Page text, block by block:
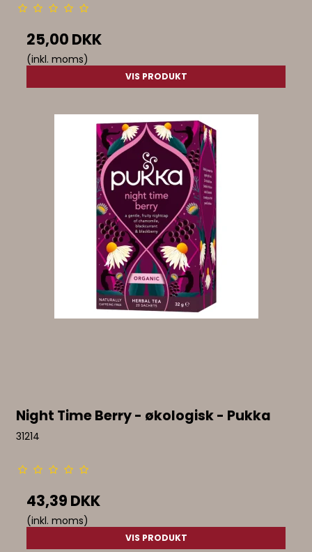
25,00 DKK
(inkl. moms)
VIS PRODUKT
Night Time Berry - økologisk - Pukka
31214
43,39 DKK
(inkl. moms)
VIS PRODUKT